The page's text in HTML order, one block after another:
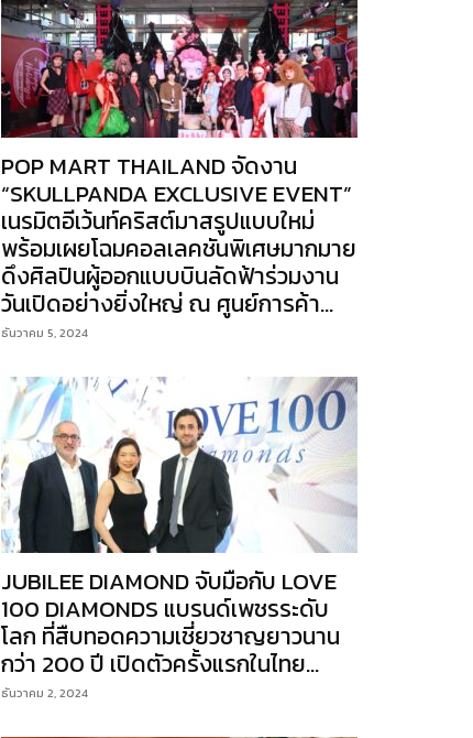
POP MART THAILAND จัดงาน
“SKULLPANDA EXCLUSIVE EVENT”
เนรมิตอีเว้นท์คริสต์มาสรูปแบบใหม่
พร้อมเผยโฉมคอลเลคชันพิเศษมากมาย
ดึงศิลปินผู้ออกแบบบินลัดฟ้าร่วมงาน
วันเปิดอย่างยิ่งใหญ่ ณ ศูนย์การค้า...
ธันวาคม 5, 2024
JUBILEE DIAMOND จับมือกับ LOVE
100 DIAMONDS แบรนด์เพชรระดับ
โลก ที่สืบทอดความเชี่ยวชาญยาวนาน
กว่า 200 ปี เปิดตัวครั้งแรกในไทย...
ธันวาคม 2, 2024